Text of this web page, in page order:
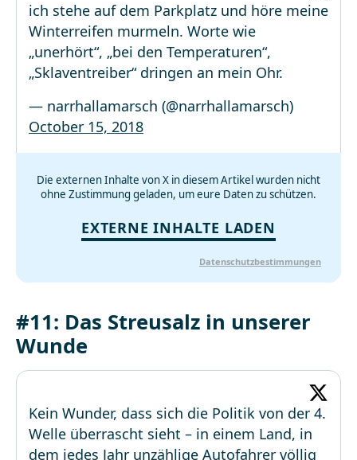
ich stehe auf dem Parkplatz und höre meine
Winterreifen murmeln. Worte wie
„unerhört“, „bei den Temperaturen“,
„Sklaventreiber“ dringen an mein Ohr.
— narrhallamarsch (@narrhallamarsch)
October 15, 2018
Die externen Inhalte von X in diesem Artikel wurden nicht
ohne Zustimmung geladen, um eure Daten zu schützen.
EXTERNE INHALTE LADEN
Datenschutzbestimmungen
#11: Das Streusalz in unserer
Wunde
Kein Wunder, dass sich die Politik von der 4.
Welle überrascht sieht – in einem Land, in
dem jedes Jahr unzählige Autofahrer völlig